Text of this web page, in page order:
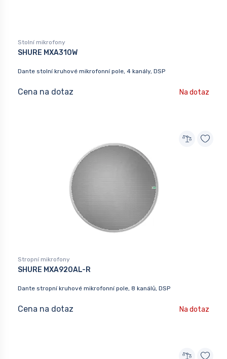
Stolní mikrofony
SHURE MXA310W
Dante stolní kruhové mikrofonní pole, 4 kanály, DSP
Cena na dotaz Na dotaz
Stropní mikrofony
SHURE MXA920AL-R
Dante stropní kruhové mikrofonní pole, 8 kanálů, DSP
Cena na dotaz Na dotaz